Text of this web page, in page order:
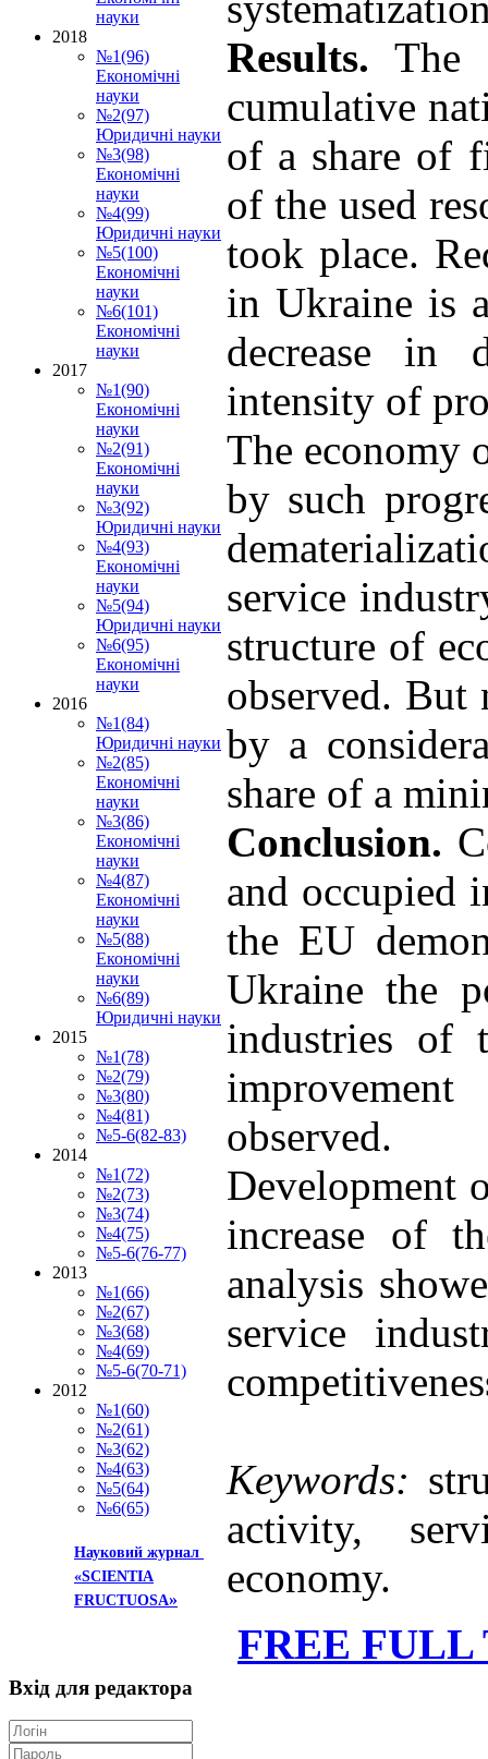
Results. The
cumulative
of a share of
of the used
took place.
in Ukraine is
decrease in
intensity of
The economy
by such
service
structure of
observed. But
by a
share of a
Conclusion.
and occupied
the EU
Ukraine the
industries of
observed.
Development
increase of
analysis
service
Keywords:
activity,
economy.
FREE
науки
2018
№1(96)
Економічні
науки
№2(97)
Юридичні науки
№3(98)
Економічні
науки
№4(99)
Юридичні науки
№5(100)
Економічні
науки
№6(101)
Економічні
науки
2017
№1(90)
Економічні
науки
№2(91)
Економічні
науки
№3(92)
Юридичні науки
№4(93)
Економічні
науки
№5(94)
Юридичні науки
№6(95)
Економічні
науки
2016
№1(84)
Юридичні науки
№2(85)
Економічні
науки
№3(86)
Економічні
науки
№4(87)
Економічні
науки
№5(88)
Економічні
науки
№6(89)
Юридичні науки
2015
№1(78)
№2(79)
№3(80)
№4(81)
№5-6(82-83)
2014
№1(72)
№2(73)
№3(74)
№4(75)
№5-6(76-77)
2013
№1(66)
№2(67)
№3(68)
№4(69)
№5-6(70-71)
2012
№1(60)
№2(61)
№3(62)
№4(63)
№5(64)
№6(65)
Науковий журнал
«SCIENTIA
FRUCTUOSA»
Вхід для редактора